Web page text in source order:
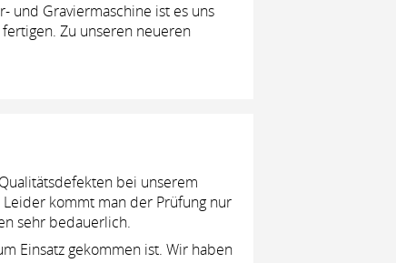
und Graviermaschine ist es uns
Zu unseren neueren
bei unserem
kommt man der Prüfung nur
sehr bedauerlich.
Einsatz gekommen ist. Wir haben